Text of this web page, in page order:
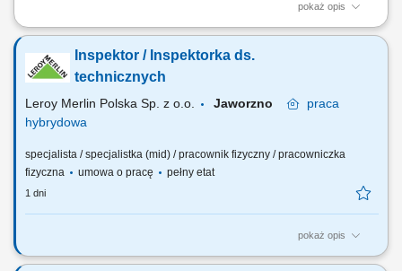
pokaż opis
Opis stanowiska Zapewnienie sprawnego działania instalacji i urządzeń
grzewczych). Bieżąca konserwacja oraz wykonywanie przeglądów
technicznych systemów w obiekcie. Diagnozowanie i usuwanie awarii
Inspektor / Inspektorka ds.
technicznych
Leroy Merlin Polska Sp. z o.o. Jaworzno
praca
hybrydowa
specjalista / specjalistka (mid) / pracownik fizyczny / pracowniczka
fizyczna
umowa o pracę pełny etat
1 dni
pokaż opis
Jakie zadania na Ciebie czekają? Utrzymanie stanu technicznego